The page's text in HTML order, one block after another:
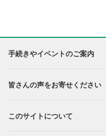
手続きやイベントのご案内
皆さんの声をお寄せください
このサイトについて